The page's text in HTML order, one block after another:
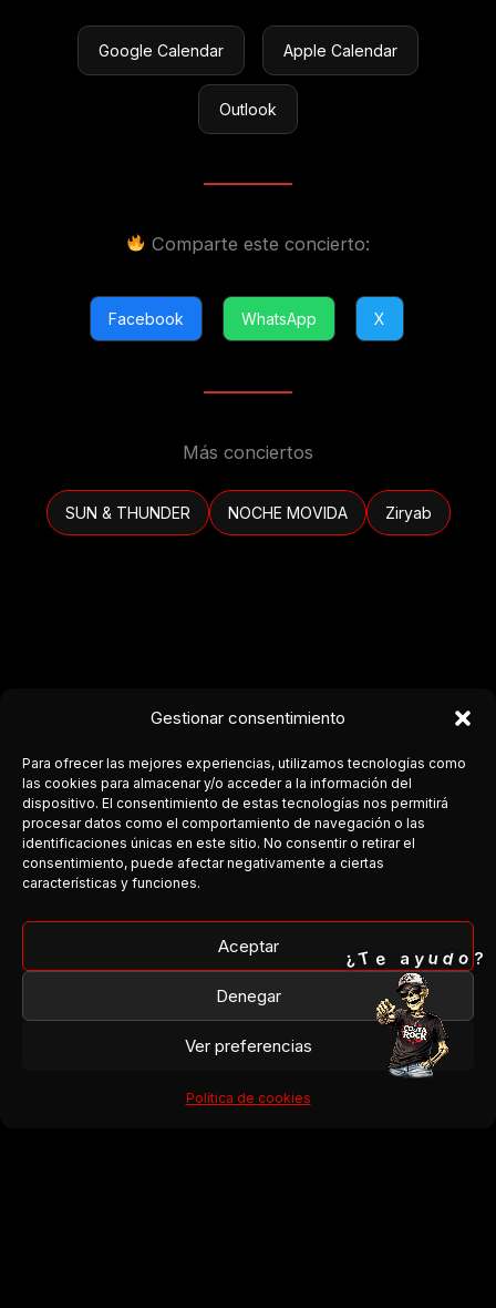
Gestionar consentimiento
Para ofrecer las mejores experiencias, utilizamos tecnologías como
las cookies para almacenar y/o acceder a la información del
dispositivo. El consentimiento de estas tecnologías nos permitirá
procesar datos como el comportamiento de navegación o las
identificaciones únicas en este sitio. No consentir o retirar el
consentimiento, puede afectar negativamente a ciertas
características y funciones.
Aceptar
Denegar
Ver preferencias
Política de cookies
Google Calendar Apple Calendar
Outlook
Comparte este concierto:
Facebook WhatsApp X
Más conciertos
SUN & THUNDER NOCHE MOVIDA Ziryab
COSTA DEL ROCK
Medio independiente dedicado a la escena rock y metal en
Facebook
¿Tienes una banda?
¿T e a y udo ?